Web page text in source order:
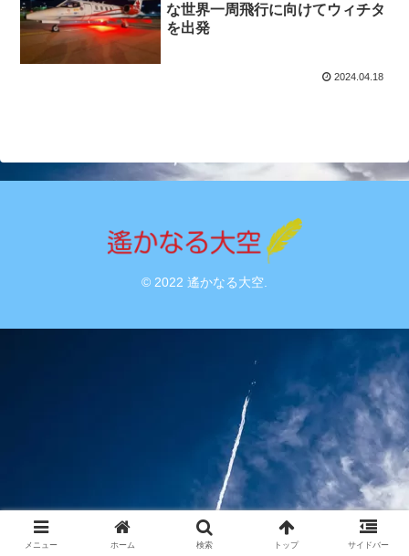
な世界一周飛行に向けてウィチタ
を出発
2024.04.18
© 2022 遙かなる大空.
メニュー ホーム 検索 トップ サイドバー